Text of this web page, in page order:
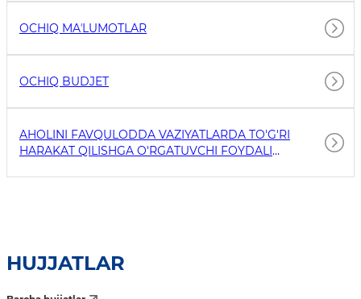
OCHIQ MAʼLUMOTLAR
OCHIQ BUDJET
AHOLINI FAVQULODDA VAZIYATLARDA TO'G'RI
HARAKAT QILISHGA O'RGATUVCHI FOYDALI
HUJJATLAR